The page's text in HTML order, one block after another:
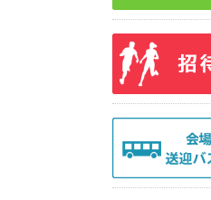
企業版ふるさと納税募集
Q&A|お問い合わせ
参加申込について
参加者受付について
会場について